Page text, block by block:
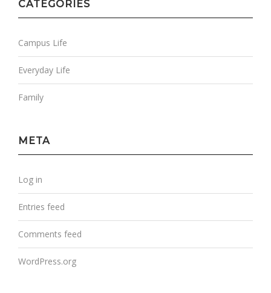
CATEGORIES
Campus Life
Everyday Life
Family
META
Log in
Entries feed
Comments feed
WordPress.org